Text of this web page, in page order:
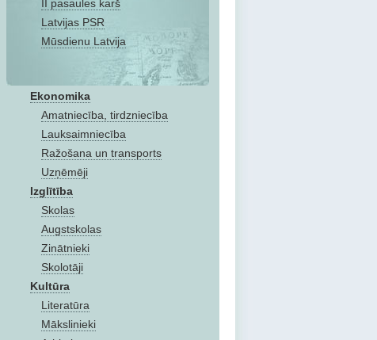
II pasaules karš
Latvijas PSR
Mūsdienu Latvija
Ekonomika
Amatniecība, tirdzniecība
Lauksaimniecība
Ražošana un transports
Uzņēmēji
Izglītība
Skolas
Augstskolas
Zinātnieki
Skolotāji
Kultūra
Literatūra
Mākslinieki